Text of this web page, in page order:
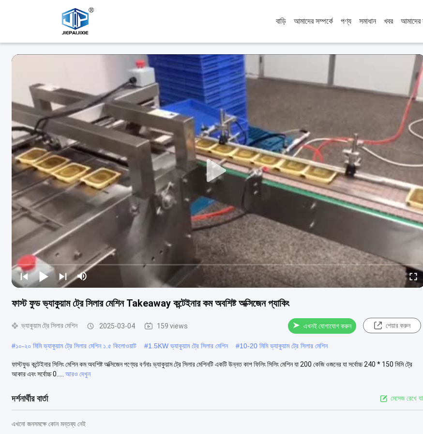
বাড়ি আমাদের সম্পর্কে পণ্য সমাধান খবর আমাদের
ফাস্ট ফুড ভ্যাকুয়াম ট্রে সিলার মেশিন Takeaway কন্টেইনার কম অবশিষ্ট অক্সিজেন প্যাকিং
ভ্যাকুয়াম ট্রে সিলার মেশিন 2025-03-04 159 views এখনই যোগাযোগ করুন শেয়ার করুন
#১০-২০ মিমি ভ্যাকুয়াম ট্রে সিলার মেশিন ১.৫ কিলোওয়াট #1.5KW ভ্যাকুয়াম ট্রে সিলার মেশিন #10-20 মিমি ভ্যাকুয়াম ট্রে সিলার মেশিন
ফাস্টফুড কন্টেইনার সিলিং মেশিন কম অবশিষ্ট অক্সিজেন পণ্যের বর্ণনাঃ ভ্যাকুয়াম ট্রে সিলার মেশিনটি একটি উন্নত কাপ ফিলিং সিলিং মেশিন যা 200 কেজি ওজনের যা সর্বোচ্চ 240 * 150 মিমি ট্রে
আকার এবং সর্বোচ্চ 0.....
আরও দেখুন
দর্শনার্থীর বার্তা মেসেজ রেখে
এখনো জনসমক্ষে কোন মন্তব্য নেই